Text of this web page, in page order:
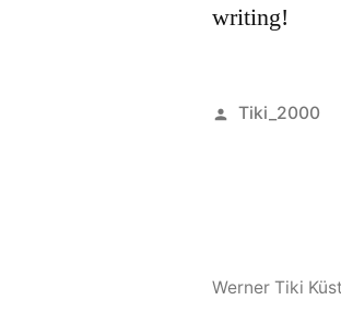
writing!
Tiki_2000
Werner Tiki